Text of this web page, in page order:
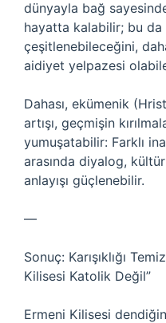
dünyayla bağ
hayatta kalabilir; bu
çeşitlenebileceğini,
aidiyet yelpazesi
Dahası, ekümenik
artışı, geçmişin
yumuşatabilir: Farklı
arasında diyalog,
anlayışı güçlenebilir.
—
Sonuç: Karışıklığı
Kilisesi Katolik Değil”
Ermeni Kilisesi